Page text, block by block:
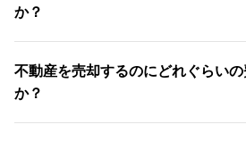
か？
不動産を売却するのにどれぐらい
か？